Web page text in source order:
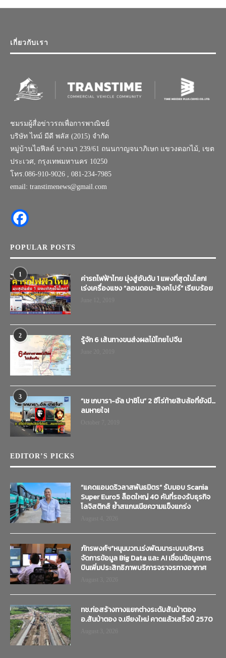
เกี่ยวกับเรา
ชมรมผู้สื่อข่าวรถเพื่อการพาณิชย์
บริษัท ไทม์ มีดี พลัส (2015) จำกัด
หมู่บ้านไอฟีลด์ บางนา 239/61 ถนนกาญจนาภิเษก แขวงดอกไม้, เขต
ประเวศ, กรุงเทพมหานคร 10250
โทร.086-910-9026 , 081-234-7985
email: transtimenews@gmail.com
POPULAR POSTS
1
ค่ารถไฟฟ้าไทย มุ่งสู่อันดับ 1 แพงที่สุดในโลก!
เร่งเครื่องแซง “ลอนดอน-สิงคโปร์” เรียบร้อย
2 รู้จัก 6 เส้นทางขนส่งผลไม้ไทยไปจีน
3
“เช เกบารา-อัล ปาชิโน” 2 ฮีโร่ท้ายสิบล้อที่ยังมี…
ลมหายใจ!
EDITOR’S PICKS
“แคดแอนดริวลาสพันธมิตร” รับมอบ Scania
Super Euro5 ล็อตใหญ่ 40 คันที่รองรับธุรกิจ
โลจิสติกส์ ย้ำสแกนเนียความแข็งแกร่ง
ภัทรพงศ์ฯ”หนุนบวท.เร่งพัฒนาระบบบริหาร
จัดการข้อมูล Big Data และ AI เชื่อมข้อมูลการ
บินเพิ่มประสิทธิภาพบริการจราจรทางอากาศ
ทช.ก่อสร้างทางแยกต่างระดับสันป่าตอง
อ.สันป่าตอง จ.เชียงใหม่ คาดแล้วเสร็จปี 2570